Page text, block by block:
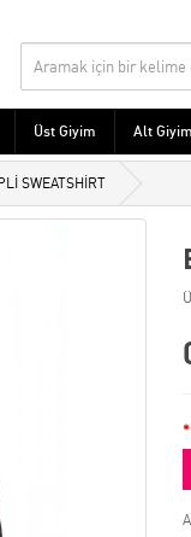
Üst Giyim Alt Giyim
SWEATSHİRT